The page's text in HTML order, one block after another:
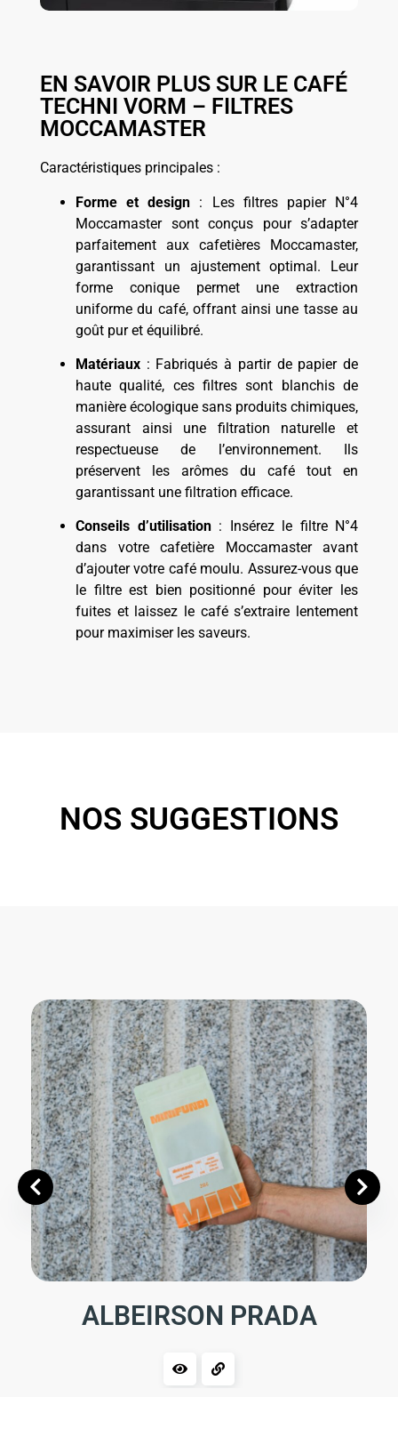
EN SAVOIR PLUS SUR LE CAFÉ
TECHNI VORM – FILTRES
MOCCAMASTER
Caractéristiques principales :
Forme et design : Les filtres papier N°4
Moccamaster sont conçus pour s’adapter
parfaitement aux cafetières Moccamaster,
garantissant un ajustement optimal. Leur
forme conique permet une extraction
uniforme du café, offrant ainsi une tasse au
goût pur et équilibré.
Matériaux : Fabriqués à partir de papier de
haute qualité, ces filtres sont blanchis de
manière écologique sans produits chimiques,
assurant ainsi une filtration naturelle et
respectueuse de l’environnement. Ils
préservent les arômes du café tout en
garantissant une filtration efficace.
Conseils d’utilisation: Insérez le filtre N°4
dans votre cafetière Moccamaster avant
d’ajouter votre café moulu. Assurez-vous que
le filtre est bien positionné pour éviter les
fuites et laissez le café s’extraire lentement
pour maximiser les saveurs.
NOS SUGGESTIONS
ALBEIRSON PRADA